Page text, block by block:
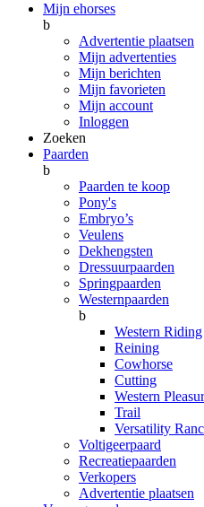
Mijn ehorses
b
Advertentie plaatsen
Mijn advertenties
Mijn berichten
Mijn favorieten
Mijn account
Inloggen
Zoeken
Paarden
b
Paarden te koop
Pony's
Embryo’s
Veulens
Dekhengsten
Dressuurpaarden
Springpaarden
Westernpaarden
b
Western Riding
Reining
Cowhorse
Cutting
Western
Trail
Versatility
Voltigeerpaard
Recreatiepaarden
Verkopers
Advertentie plaatsen